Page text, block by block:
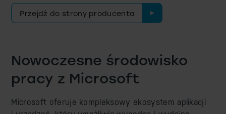
Przejdź do strony producenta
Nowoczesne środowisko
pracy z Microsoft
Microsoft oferuje kompleksowy ekosystem aplikacji